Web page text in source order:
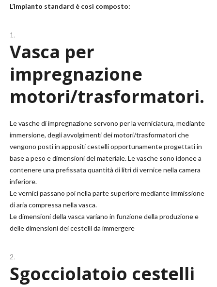
L’impianto standard è così composto:
Vasca per
impregnazione
motori/trasformatori.
Le vasche di impregnazione servono per la verniciatura, mediante
immersione, degli avvolgimenti dei motori/trasformatori che
vengono posti in appositi cestelli opportunamente progettati in
base a peso e dimensioni del materiale. Le vasche sono idonee a
contenere una prefissata quantità di litri di vernice nella camera
inferiore.
Le vernici passano poi nella parte superiore mediante immissione
di aria compressa nella vasca.
Le dimensioni della vasca variano in funzione della produzione e
delle dimensioni dei cestelli da immergere
Sgocciolatoio cestelli